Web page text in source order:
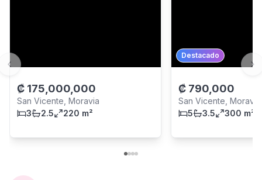
₡ 175,000,000
San Vicente, Moravia
3
2.5 220 m²
Destacado
₡ 790,000
San Vicente, Moravia
5
3.5 300 m²
Previous slide